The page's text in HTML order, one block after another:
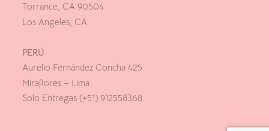
Torrance, CA 90504
Los Angeles, CA
PERÚ
Aurelio Fernández Concha 425
Miraflores – Lima
Solo Entregas (+51) 912558368